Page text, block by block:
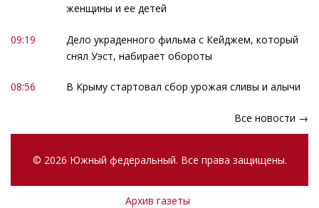
женщины и ее детей
09:19
Дело украденного фильма с Кейджем, который
снял Уэст, набирает обороты
08:56 В Крыму стартовал сбор урожая сливы и алычи
Все новости →
© 2026 Южный федеральный. Все права защищены.
Архив газеты